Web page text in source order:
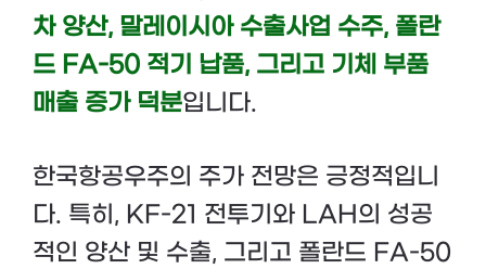
차 양산, 말레이시아 수출사업 수주, 폴란
드 FA-50 적기 납품, 그리고 기체 부품
매출 증가 덕분입니다.
한국항공우주의 주가 전망은 긍정적입니
다. 특히, KF-21 전투기와 LAH의 성공
적인 양산 및 수출, 그리고 폴란드 FA-50